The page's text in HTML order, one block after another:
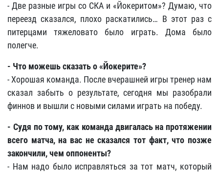
- Две разные игры со СКА и «Йокеритом»? Думаю, что
переезд сказался, плохо раскатились… В этот раз с
питерцами тяжеловато было играть. Дома было
полегче.
- Что можешь сказать о «Йокерите»?
- Хорошая команда. После вчерашней игры тренер нам
сказал забыть о результате, сегодня мы разобрали
финнов и вышли с новыми силами играть на победу.
- Судя по тому, как команда двигалась на протяжении
всего матча, на вас не сказался тот факт, что позже
закончили, чем оппоненты?
- Нам надо было исправляться за тот матч, который